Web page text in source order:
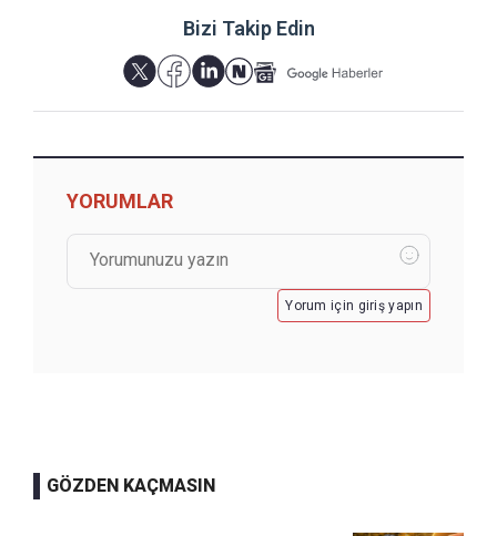
Bizi Takip Edin
YORUMLAR
Yorum için giriş yapın
GÖZDEN KAÇMASIN